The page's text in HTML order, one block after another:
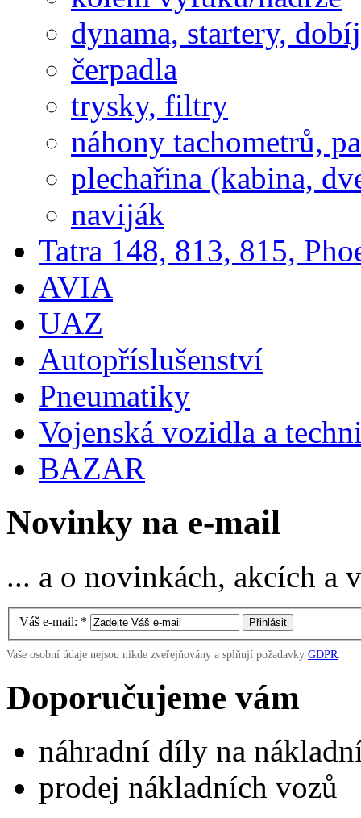
dynama, startery,
čerpadla
trysky, filtry
náhony tachometrů,
plechařina (kabina,
naviják
Tatra 148, 813, 815,
AVIA
UAZ
Autopříslušenství
Pneumatiky
Vojenská vozidla a
BAZAR
Novinky na e-mail
... a o novinkách, akcích
Váš e-mail: *
Vaše osobní údaje nejsou nikde zveřejňovány a splňují požadavky GDPR
Doporučujeme vám
náhradní díly na
prodej nákladních vozů